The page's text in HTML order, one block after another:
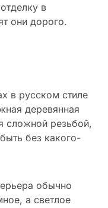
в
они дорого.
в русском стиле
деревянная
сложной резьбой,
без какого-
обычно
а светлое